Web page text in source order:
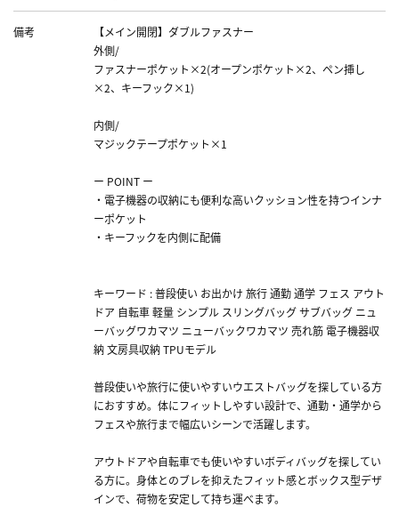
備考
【メイン開閉】ダブルファスナー
外側/
ファスナーポケット×2(オープンポケット×2、ペン挿し
×2、キーフック×1)
内側/
マジックテープポケット×1
ー POINT ー
・電子機器の収納にも便利な高いクッション性を持つインナ
ーポケット
・キーフックを内側に配備
キーワード : 普段使い お出かけ 旅行 通勤 通学 フェス アウト
ドア 自転車 軽量 シンプル スリングバッグ サブバッグ ニュ
ーバッグワカマツ ニューバックワカマツ 売れ筋 電子機器収
納 文房具収納 TPUモデル
普段使いや旅行に使いやすいウエストバッグを探している方
におすすめ。体にフィットしやすい設計で、通勤・通学から
フェスや旅行まで幅広いシーンで活躍します。
アウトドアや自転車でも使いやすいボディバッグを探してい
る方に。身体とのブレを抑えたフィット感とボックス型デザ
インで、荷物を安定して持ち運べます。